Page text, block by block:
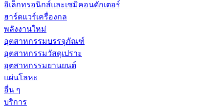
อิเล็กทรอนิกส์และเซมิคอนดักเตอร์
ฮาร์ดแวร์เครื่องกล
พลังงานใหม่
อุตสาหกรรมบรรจุภัณฑ์
อุตสาหกรรมวัสดุเปราะ
อุตสาหกรรมยานยนต์
แผ่นโลหะ
อื่น ๆ
บริการ